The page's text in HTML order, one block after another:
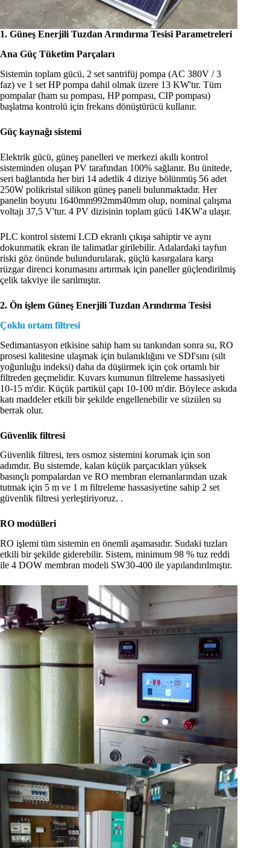
1. Güneş Enerjili Tuzdan Arındırma Tesisi Parametreleri
Ana Güç Tüketim Parçaları
Sistemin toplam gücü, 2 set santrifüj pompa (AC 380V / 3
faz) ve 1 set HP pompa dahil olmak üzere 13 KW'tır. Tüm
pompalar (ham su pompası, HP pompası, CIP pompası)
başlatma kontrolü için frekans dönüştürücü kullanır.
Güç kaynağı sistemi
Elektrik gücü, güneş panelleri ve merkezi akıllı kontrol
sisteminden oluşan PV tarafından 100% sağlanır. Bu ünitede,
seri bağlantıda her biri 14 adetlik 4 diziye bölünmüş 56 adet
250W polikristal silikon güneş paneli bulunmaktadır. Her
panelin boyutu 1640mm992mm40mm olup, nominal çalışma
voltajı 37,5 V'tur. 4 PV dizisinin toplam gücü 14KW'a ulaşır.
PLC kontrol sistemi LCD ekranlı çıkışa sahiptir ve aynı
dokunmatik ekran ile talimatlar girilebilir. Adalardaki tayfun
riski göz önünde bulundurularak, güçlü kasırgalara karşı
rüzgar direnci korumasını artırmak için paneller güçlendirilmiş
çelik takviye ile sarılmıştır.
2. Ön işlem Güneş Enerjili Tuzdan Arındırma Tesisi
Çoklu ortam filtresi
Sedimantasyon etkisine sahip ham su tankından sonra su, RO
prosesi kalitesine ulaşmak için bulanıklığını ve SDI'sını (silt
yoğunluğu indeksi) daha da düşürmek için çok ortamlı bir
filtreden geçmelidir. Kuvars kumunun filtreleme hassasiyeti
10-15 m'dir. Küçük partikül çapı 10-100 m'dir. Böylece askıda
katı maddeler etkili bir şekilde engellenebilir ve süzülen su
berrak olur.
Güvenlik filtresi
Güvenlik filtresi, ters osmoz sistemini korumak için son
adımdır. Bu sistemde, kalan küçük parçacıkları yüksek
basınçlı pompalardan ve RO membran elemanlarından uzak
tutmak için 5 m ve 1 m filtreleme hassasiyetine sahip 2 set
güvenlik filtresi yerleştiriyoruz. .
RO modülleri
RO işlemi tüm sistemin en önemli aşamasıdır. Sudaki tuzları
etkili bir şekilde giderebilir. Sistem, minimum 98 % tuz reddi
ile 4 DOW membran modeli SW30-400 ile yapılandırılmıştır.